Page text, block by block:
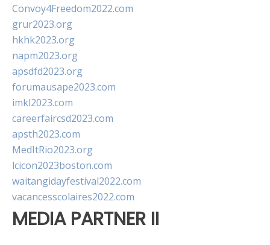
Convoy4Freedom2022.com
grur2023.org
hkhk2023.org
napm2023.org
apsdfd2023.org
forumausape2023.com
imkl2023.com
careerfaircsd2023.com
apsth2023.com
MedItRio2023.org
lcicon2023boston.com
waitangidayfestival2022.com
vacancesscolaires2022.com
MEDIA PARTNER II